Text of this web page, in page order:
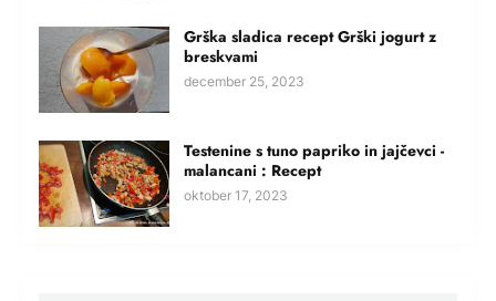
Grška sladica recept Grški jogurt z
breskvami
december 25, 2023
Testenine s tuno papriko in jajčevci -
malancani : Recept
oktober 17, 2023